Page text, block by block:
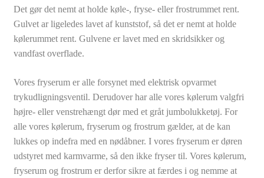
Det gør det nemt at holde køle-, fryse- eller frostrummet rent.
Gulvet ar ligeledes lavet af kunststof, så det er nemt at holde
kølerummet rent. Gulvene er lavet med en skridsikker og
vandfast overflade.
Vores fryserum er alle forsynet med elektrisk opvarmet
trykudligningsventil. Derudover har alle vores kølerum valgfri
højre- eller venstrehængt dør med et gråt jumbolukketøj. For
alle vores kølerum, fryserum og frostrum gælder, at de kan
lukkes op indefra med en nødåbner. I vores fryserum er døren
udstyret med karmvarme, så den ikke fryser til. Vores kølerum,
fryserum og frostrum er derfor sikre at færdes i og nemme at